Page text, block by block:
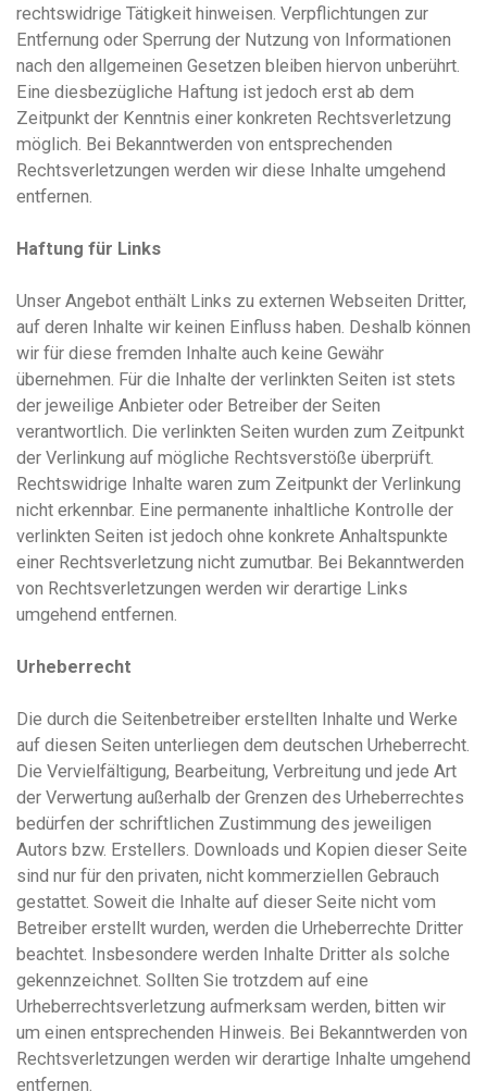
rechtswidrige Tätigkeit hinweisen. Verpflichtungen zur
Entfernung oder Sperrung der Nutzung von Informationen
nach den allgemeinen Gesetzen bleiben hiervon unberührt.
Eine diesbezügliche Haftung ist jedoch erst ab dem
Zeitpunkt der Kenntnis einer konkreten Rechtsverletzung
möglich. Bei Bekanntwerden von entsprechenden
Rechtsverletzungen werden wir diese Inhalte umgehend
entfernen.
Haftung für Links
Unser Angebot enthält Links zu externen Webseiten Dritter,
auf deren Inhalte wir keinen Einfluss haben. Deshalb können
wir für diese fremden Inhalte auch keine Gewähr
übernehmen. Für die Inhalte der verlinkten Seiten ist stets
der jeweilige Anbieter oder Betreiber der Seiten
verantwortlich. Die verlinkten Seiten wurden zum Zeitpunkt
der Verlinkung auf mögliche Rechtsverstöße überprüft.
Rechtswidrige Inhalte waren zum Zeitpunkt der Verlinkung
nicht erkennbar. Eine permanente inhaltliche Kontrolle der
verlinkten Seiten ist jedoch ohne konkrete Anhaltspunkte
einer Rechtsverletzung nicht zumutbar. Bei Bekanntwerden
von Rechtsverletzungen werden wir derartige Links
umgehend entfernen.
Urheberrecht
Die durch die Seitenbetreiber erstellten Inhalte und Werke
auf diesen Seiten unterliegen dem deutschen Urheberrecht.
Die Vervielfältigung, Bearbeitung, Verbreitung und jede Art
der Verwertung außerhalb der Grenzen des Urheberrechtes
bedürfen der schriftlichen Zustimmung des jeweiligen
Autors bzw. Erstellers. Downloads und Kopien dieser Seite
sind nur für den privaten, nicht kommerziellen Gebrauch
gestattet. Soweit die Inhalte auf dieser Seite nicht vom
Betreiber erstellt wurden, werden die Urheberrechte Dritter
beachtet. Insbesondere werden Inhalte Dritter als solche
gekennzeichnet. Sollten Sie trotzdem auf eine
Urheberrechtsverletzung aufmerksam werden, bitten wir
um einen entsprechenden Hinweis. Bei Bekanntwerden von
Rechtsverletzungen werden wir derartige Inhalte umgehend
entfernen.